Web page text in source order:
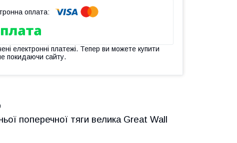
електронні платежі. Тепер ви можете купити
покидаючи сайту.
поперечної тяги велика Great Wall